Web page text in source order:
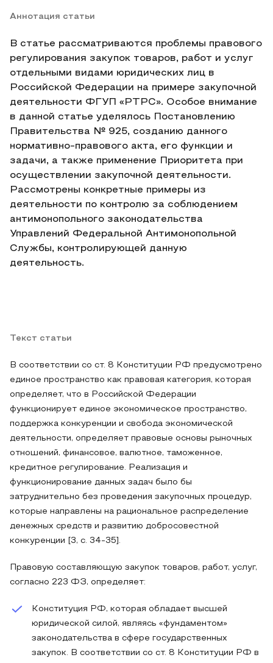
Аннотация статьи
В статье рассматриваются проблемы правового
регулирования закупок товаров, работ и услуг
отдельными видами юридических лиц в
Российской Федерации на примере закупочной
деятельности ФГУП «РТРС». Особое внимание
в данной статье уделялось Постановлению
Правительства № 925, созданию данного
нормативно-правового акта, его функции и
задачи, а также применение Приоритета при
осуществлении закупочной деятельности.
Рассмотрены конкретные примеры из
деятельности по контролю за соблюдением
антимонопольного законодательства
Управлений Федеральной Антимонопольной
Службы, контролирующей данную
деятельность.
Текст статьи
В соответствии со ст. 8 Конституции РФ предусмотрено
единое пространство как правовая категория, которая
определяет, что в Российской Федерации
функционирует единое экономическое пространство,
поддержка конкуренции и свобода экономической
деятельности, определяет правовые основы рыночных
отношений, финансовое, валютное, таможенное,
кредитное регулирование. Реализация и
функционирование данных задач было бы
затруднительно без проведения закупочных процедур,
которые направлены на рациональное распределение
денежных средств и развитию добросовестной
конкуренции [3, с. 34-35].
Правовую составляющую закупок товаров, работ, услуг,
согласно 223 ФЗ, определяет:
Конституция РФ, которая обладает высшей
юридической силой, являясь «фундаментом»
законодательства в сфере государственных
закупок. В соответствии со ст. 8 Конституции РФ в